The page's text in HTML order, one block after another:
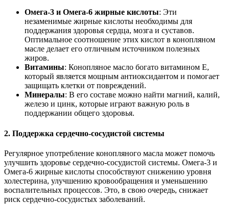
Омега-3 и Омега-6 жирные кислоты: Эти
незаменимые жирные кислоты необходимы для
поддержания здоровья сердца, мозга и суставов.
Оптимальное соотношение этих кислот в конопляном
масле делает его отличным источником полезных
жиров.
Витамины: Конопляное масло богато витамином E,
который является мощным антиоксидантом и помогает
защищать клетки от повреждений.
Минералы: В его составе можно найти магний, калий,
железо и цинк, которые играют важную роль в
поддержании общего здоровья.
2. Поддержка сердечно-сосудистой системы
Регулярное употребление конопляного масла может помочь
улучшить здоровье сердечно-сосудистой системы. Омега-3 и
Омега-6 жирные кислоты способствуют снижению уровня
холестерина, улучшению кровообращения и уменьшению
воспалительных процессов. Это, в свою очередь, снижает
риск сердечно-сосудистых заболеваний.